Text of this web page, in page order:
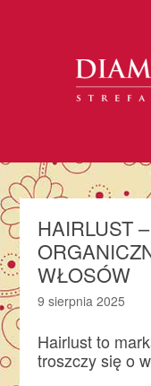
HAIRLUST
WŁOSÓW
9 sierpnia 2025
Hairlust to
troszczy się o